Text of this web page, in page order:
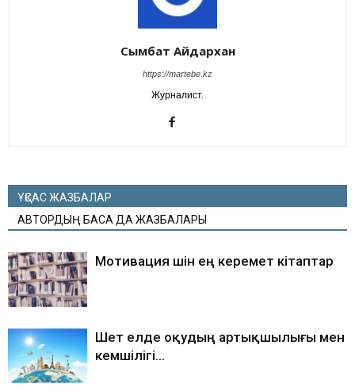
Сымбат Айдархан
https://martebe.kz
Журналист.
ҰҚСАС ЖАЗБАЛАР
АВТОРДЫҢ БАСҚА ДА ЖАЗБАЛАРЫ
Мотивация үшін ең керемет кітаптар
Шет елде оқудың артықшылығы мен
кемшілігі…